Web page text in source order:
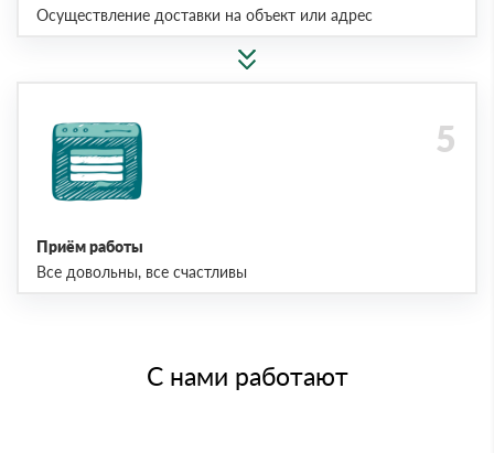
Осуществление доставки на объект или адрес
Приём работы
Все довольны, все счастливы
С нами работают